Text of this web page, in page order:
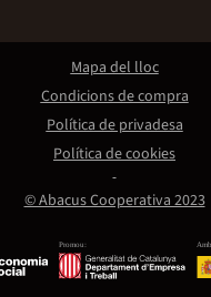
Promou:
© Abacus Cooperativa 2023
Mapa del lloc
Condicions de compra
Política de privadesa
Política de cookies